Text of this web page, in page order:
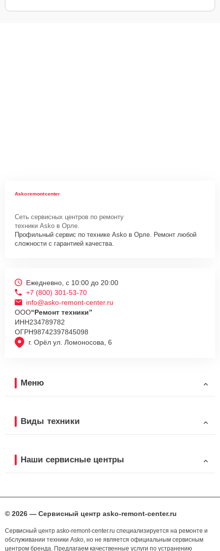
Askoremontcenter
Сеть сервисных центров по ремонту
техники Asko в Орле.
Профильный сервис по технике Asko в Орле. Ремонт любой
сложности с гарантией качества.
г. Орёл ул. Ломоносова, 6
Ежедневно, с 10:00 до 20:00
+7 (800) 301-53-70
info@asko-remont-center.ru
ООО“Ремонт техники”
ИНН234789782
ОГРН98742397845098
Меню
Виды техники
Наши сервисные центры
© 2026 — Сервисный центр asko-remont-center.ru
Сервисный центр asko-remont-center.ru специализируется на ремонте и
обслуживании техники Asko, но не является официальным сервисным
центром бренда. Предлагаем качественные услуги по устранению